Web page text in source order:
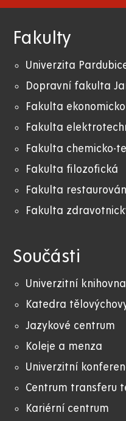
Fakulty
Univerzita
Dopravní fakulta
Fakulta
Fakulta
Fakulta chemicko-
Fakulta filozofická
Fakulta
Fakulta
Součásti
Univerzitní knihovna
Katedra
Jazykové centrum
Koleje a menza
Univerzitní
Centrum transferu
Kariérní centrum